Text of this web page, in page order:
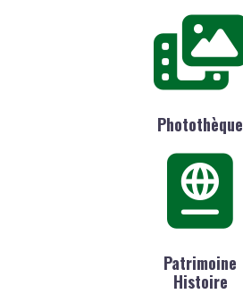
Photothèque
Patrimoine
Histoire